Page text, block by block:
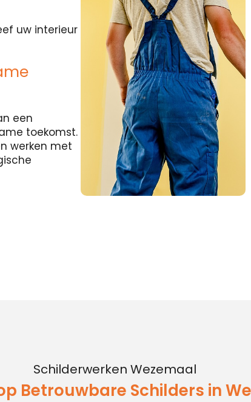
uw interieur
een
toekomst.
werken met
Schilderwerken Wezemaal
Betrouwbare Schilders in